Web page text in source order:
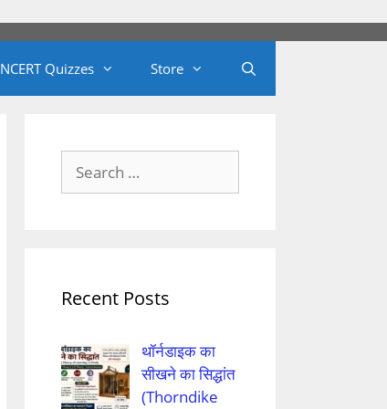
NCERT Quizzes Store
for:
Recent Posts
थॉर्नडाइक का
सीखने का सिद्धांत
(Thorndike